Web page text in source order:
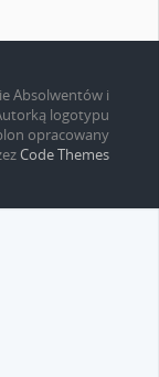
Absolwentów i
logotypu
opracowany
Code Themes